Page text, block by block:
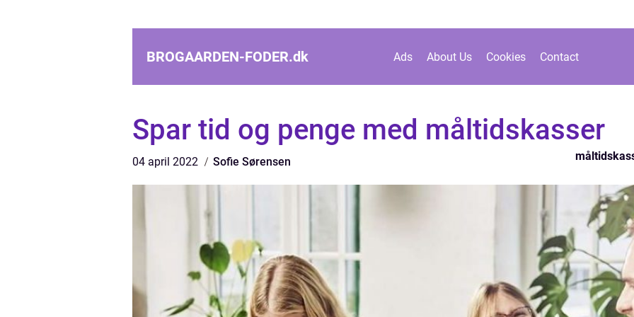
BROGAARDEN-FODER.dk Ads About Us Cookies Contact
Spar tid og penge med måltidskasser
04 april 2022 Sofie Sørensen